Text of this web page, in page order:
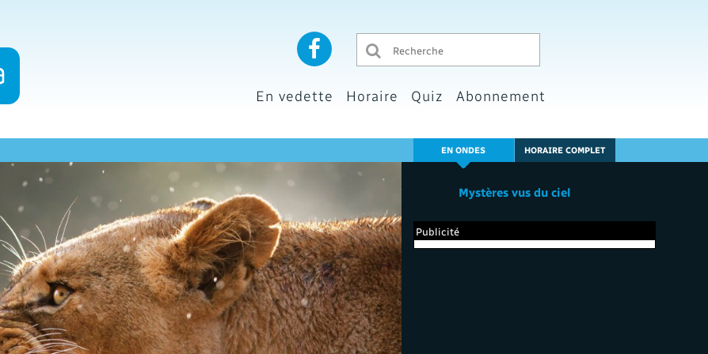
En vedette Horaire Quiz Abonnement
EN ONDES HORAIRE COMPLET
Mystères vus du ciel
Publicité